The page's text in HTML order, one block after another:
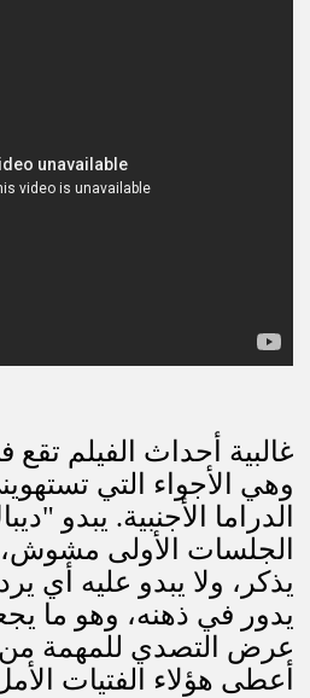
غالبية أحداث الفيلم
وهي الأجواء التي
الدراما الأجنبية. يبدو
الجلسات الأولى مشوش،
يذكر، ولا يبدو عليه أي
يدور في ذهنه، وهو ما
عرض التصدي للمهمة من
أعطى هؤلاء الفتيات